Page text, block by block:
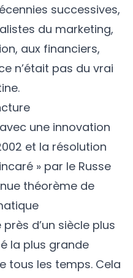
successives,
du marketing,
aux financiers,
n’était pas du vrai
une innovation
et la résolution
» par le Russe
théorème de
d’un siècle plus
la plus grande
tous les temps. Cela